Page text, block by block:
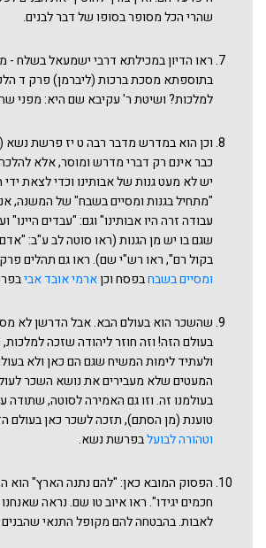
שהרי הכל מסופר בסופו של דבר לבנים.
ראו הדיון במכילתא דרבי ישמעאל בשלח -
בתוספתא מסכת ברכות (ליברמן) פרק ד
למלכות? ושיטת ר' עקיבא שם היא: מפני
וכן הוא במדרש מדבר רבה ט יז פרשת
כבר אינם רק דברי מדרש ומוסר, אלא
יש לא מעט גנות של אבותינו וכדי לצאת
"מתחיל בגנות ומסיים בשבח" של המשנה,
עבודה זרה היו אבותינו" וגם: "עבדים
שגם בו יש מן הגנות (ראו סוטה לב ע"ב:
בקול רם", ראו רש"י שם). ראו גם תהלים פרק
ומסיים בשבחבפסח וכןארמי אובד אבי
שהשכר הוא בעולם הבא. אבל הדרשן לא
בעולם הזה! וזה חוזר ליהודה שזכה
ולעתיד לימות המשיח שגם הם כאן ולא
המעטים שלא מעבירים את נושא השכר
בעולמנו זה. וזו גם האמירה לסוטה,
טוענת (מן הסתם), תזכה לשכר כאן בעולם
וטהורה לבועלבפרשת נשא.
הפסוק המובא כאן: "להם נתנה הארץ"
חכמים יגידו". ראו איוב טו שם. נראה
לאבות. בהבטחה להם מקופל התנאי